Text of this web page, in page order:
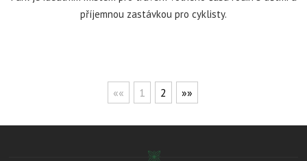
příjemnou zastávkou pro cyklisty.
«« 1 2 »»